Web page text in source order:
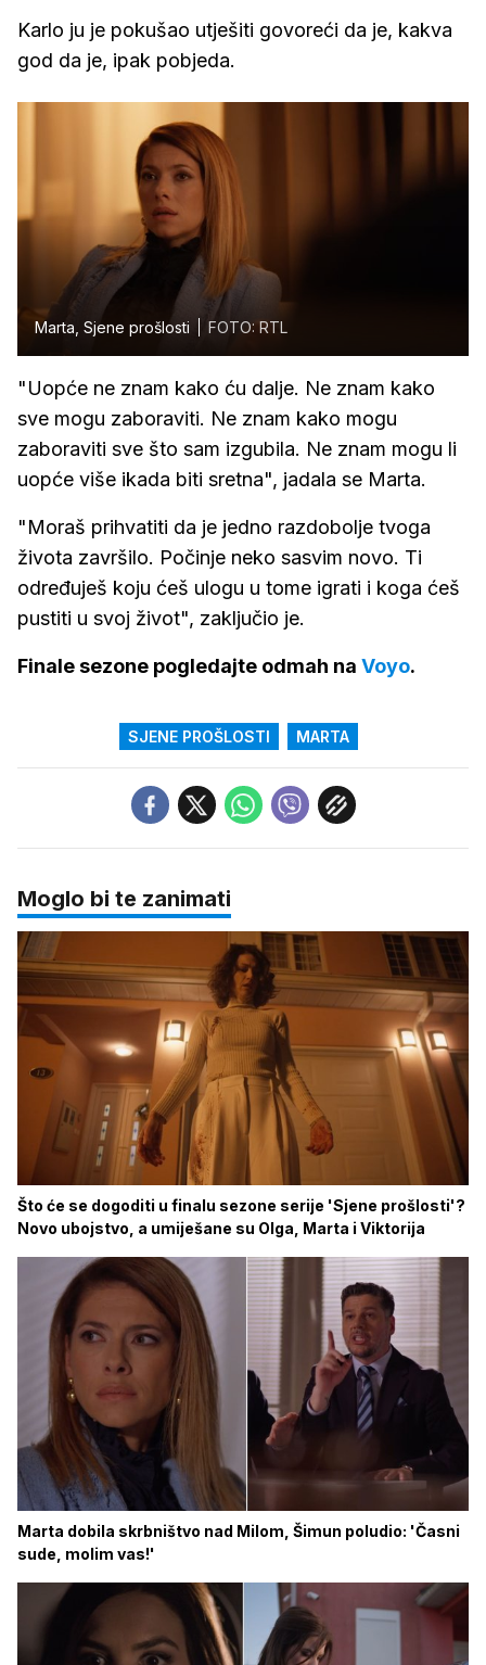
Karlo ju je pokušao utješiti govoreći da je, kakva
god da je, ipak pobjeda.
Marta, Sjene prošlosti FOTO: RTL
"Uopće ne znam kako ću dalje. Ne znam kako
sve mogu zaboraviti. Ne znam kako mogu
zaboraviti sve što sam izgubila. Ne znam mogu li
uopće više ikada biti sretna", jadala se Marta.
"Moraš prihvatiti da je jedno razdobolje tvoga
života završilo. Počinje neko sasvim novo. Ti
određuješ koju ćeš ulogu u tome igrati i koga ćeš
pustiti u svoj život", zaključio je.
Finale sezone pogledajte odmah na Voyo.
SJENE PROŠLOSTI MARTA
Moglo bi te zanimati
Što će se dogoditi u finalu sezone serije 'Sjene prošlosti'?
Novo ubojstvo, a umiješane su Olga, Marta i Viktorija
Marta dobila skrbništvo nad Milom, Šimun poludio: 'Časni
sude, molim vas!'